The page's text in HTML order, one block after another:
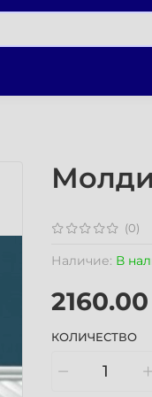
(0)
Наличие: В
КОЛИЧЕСТВО